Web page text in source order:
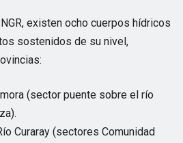
existen ocho cuerpos hídricos
sostenidos de su nivel,
(sector puente sobre el río
Curaray (sectores Comunidad